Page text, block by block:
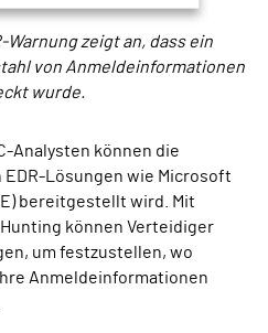
Warnung zeigt an, dass ein
von Anmeldeinformationen
wurde.
Analysten können die
Lösungen wie Microsoft
bereitgestellt wird. Mit
können Verteidiger
um festzustellen, wo
Anmeldeinformationen